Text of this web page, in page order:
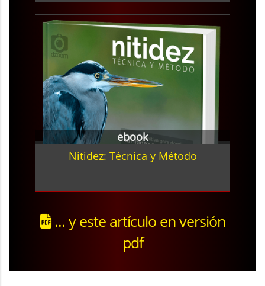
ebook
Nitidez: Técnica y Método
... y este artículo en versión
pdf